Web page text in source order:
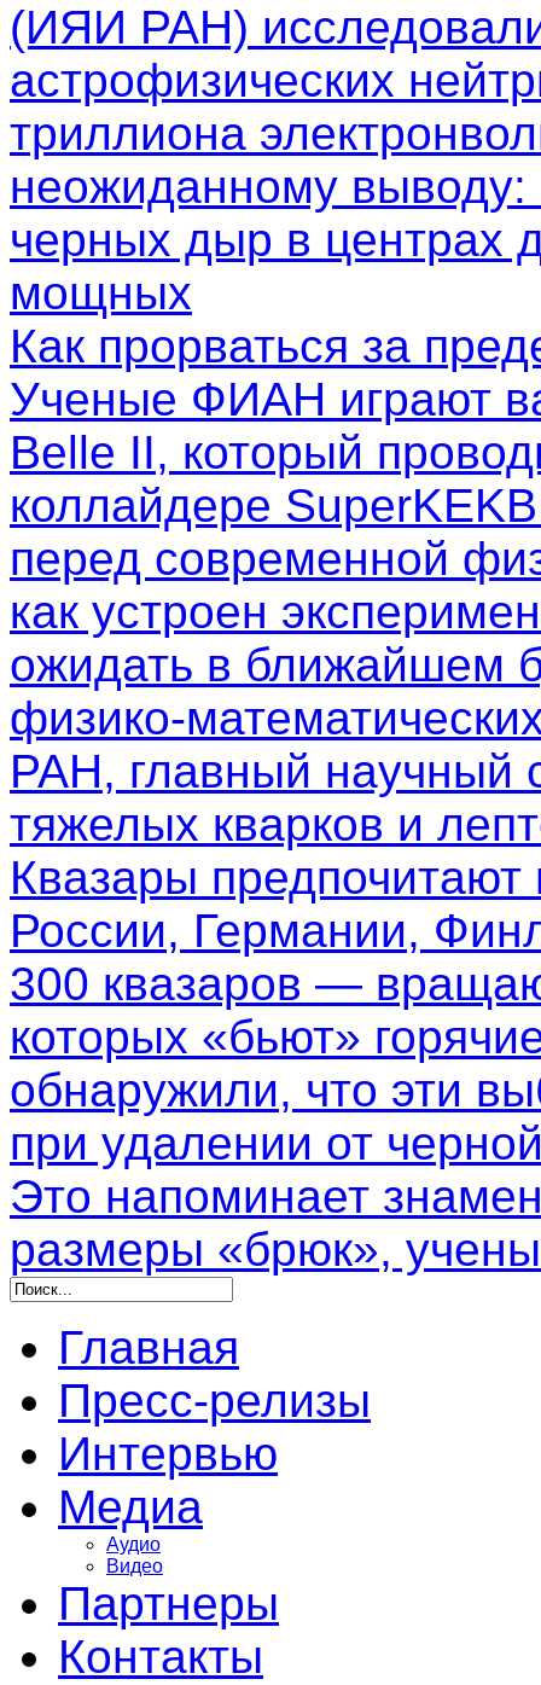
(ИЯИ РАН)
астрофизических
триллиона
неожиданному выводу:
черных дыр в центрах
мощных
Как прорваться за
Ученые ФИАН играют
Belle II, который
коллайдере
перед современной
как устроен
ожидать в ближайшем
физико-
РАН, главный научный
тяжелых кварков и
Квазары
России, Германии,
300 квазаров —
которых «бьют»
обнаружили, что эти
при удалении от
Это напоминает
размеры «брюк»,
Главная
Пресс-релизы
Интервью
Медиа
Аудио
Видео
Партнеры
Контакты